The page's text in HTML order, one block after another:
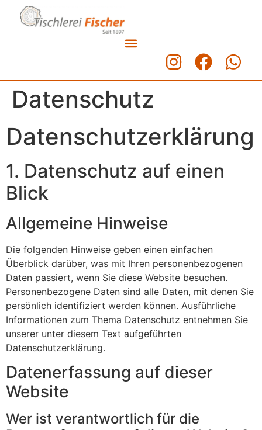
Datenschutz
Datenschutz­erklärung
1. Datenschutz auf einen
Blick
Allgemeine Hinweise
Die folgenden Hinweise geben einen einfachen
Überblick darüber, was mit Ihren personenbezogenen
Daten passiert, wenn Sie diese Website besuchen.
Personenbezogene Daten sind alle Daten, mit denen Sie
persönlich identifiziert werden können. Ausführliche
Informationen zum Thema Datenschutz entnehmen Sie
unserer unter diesem Text aufgeführten
Datenschutzerklärung.
Datenerfassung auf dieser
Website
Wer ist verantwortlich für die